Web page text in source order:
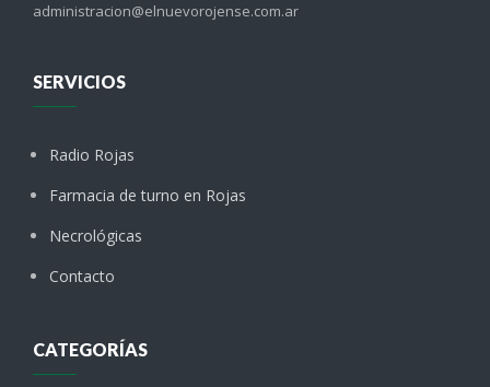
administracion@elnuevorojense.com.ar
SERVICIOS
Radio Rojas
Farmacia de turno en Rojas
Necrológicas
Contacto
CATEGORÍAS